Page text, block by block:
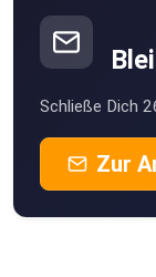
Schließe Dich
Zur